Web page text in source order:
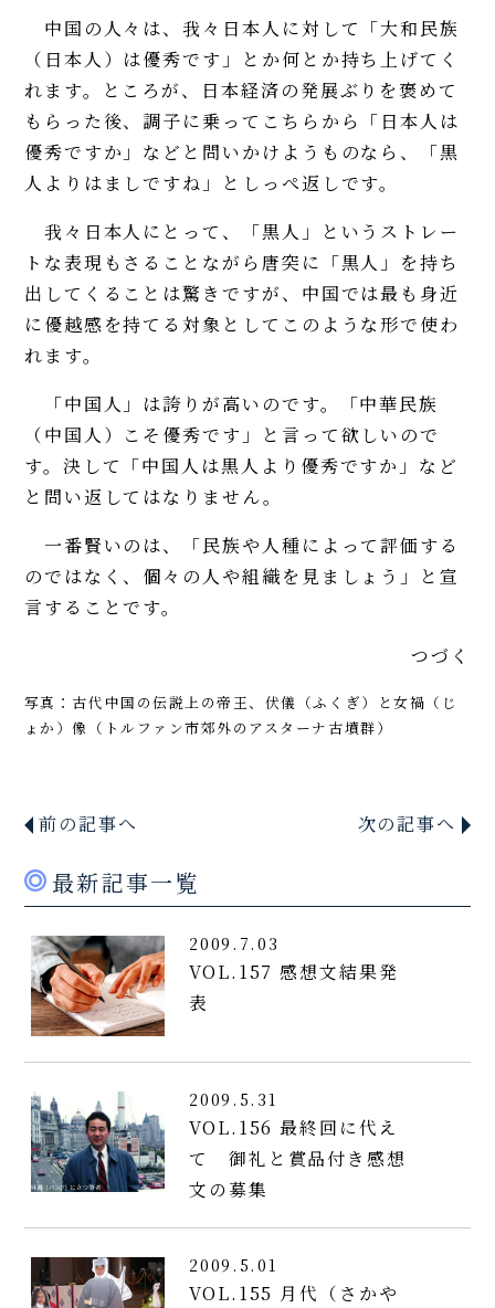
中国の人々は、我々日本人に対して「大和民族
（日本人）は優秀です」とか何とか持ち上げてく
れます。ところが、日本経済の発展ぶりを褒めて
もらった後、調子に乗ってこちらから「日本人は
優秀ですか」などと問いかけようものなら、「黒
人よりはましですね」としっぺ返しです。
我々日本人にとって、「黒人」というストレー
トな表現もさることながら唐突に「黒人」を持ち
出してくることは驚きですが、中国では最も身近
に優越感を持てる対象としてこのような形で使わ
れます。
「中国人」は誇りが高いのです。「中華民族
（中国人）こそ優秀です」と言って欲しいので
す。決して「中国人は黒人より優秀ですか」など
と問い返してはなりません。
一番賢いのは、「民族や人種によって評価する
のではなく、個々の人や組織を見ましょう」と宣
言することです。
つづく
写真：古代中国の伝説上の帝王、伏儀（ふくぎ）と女禍（じ
ょか）像（トルファン市郊外のアスターナ古墳群）
前の記事へ 次の記事へ
最新記事一覧
2009.7.03
VOL.157 感想文結果発
表
2009.5.31
VOL.156 最終回に代え
て 御礼と賞品付き感想
文の募集
2009.5.01
VOL.155 月代（さかや